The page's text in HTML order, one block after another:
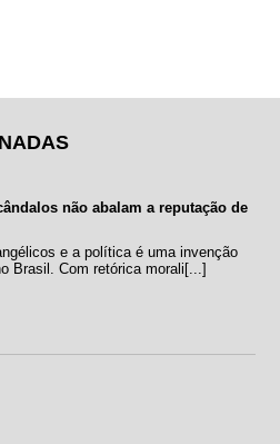
não abalam a reputação de
e a política é uma invenção
Brasil. Com retórica morali[...]